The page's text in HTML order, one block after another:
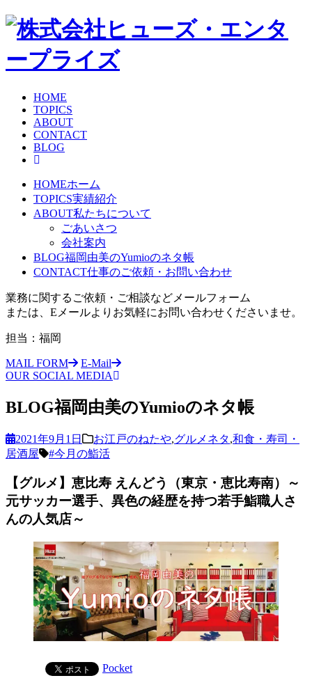
HOME
TOPICS
ABOUT
CONTACT
BLOG
HOMEホーム
TOPICS実績紹介
ABOUT私たちについて
ごあいさつ
会社案内
BLOG福岡由美のYumioのネタ帳
CONTACT仕事のご依頼・お問い合わせ
業務に関するご依頼・ご相談などメールフォーム
または、Eメールよりお気軽にお問い合わせくださいませ。
担当：福岡
MAIL FORM
E-Mail
OUR SOCIAL MEDIA
BLOG福岡由美のYumioのネタ帳
2021年9月1日 お江戸のねたや,グルメネタ,和食・寿司・
居酒屋
#今月の鮨活
【グルメ】恵比寿 えんどう（東京・恵比寿南）～
元サッカー選手、異色の経歴を持つ若手鮨職人さ
んの人気店～
Pocket